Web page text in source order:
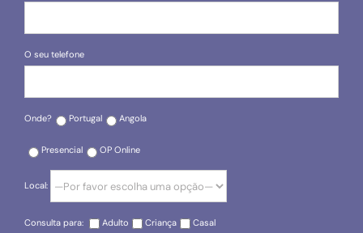
O seu telefone
Onde? Portugal Angola
Presencial OP Online
Local:
Consulta para: Adulto Criança Casal